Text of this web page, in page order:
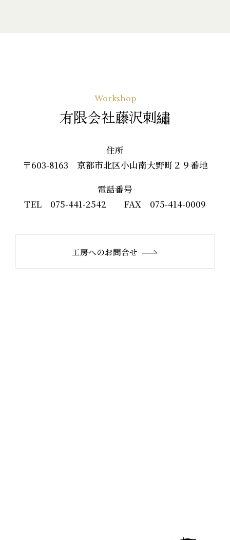
Workshop
有限会社藤沢刺繡
住所
〒603-8163 京都市北区小山南大野町２９番地
電話番号
TEL 075-441-2542 FAX 075-414-0009
工房へのお問合せ